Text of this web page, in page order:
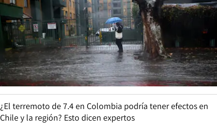
¿El terremoto de 7.4 en Colombia podría tener efectos en
Chile y la región? Esto dicen expertos